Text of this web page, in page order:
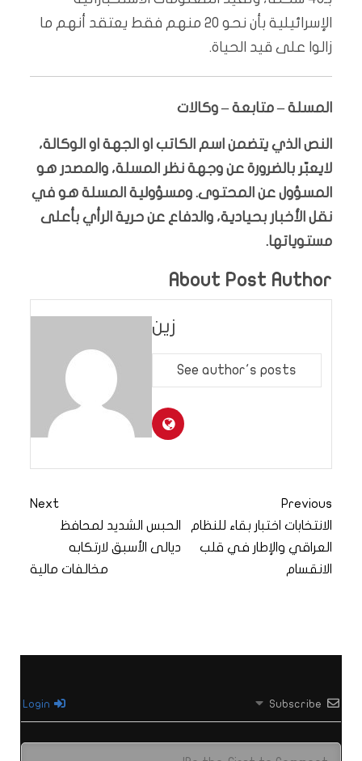
الإسرائيلية بأن نحو 20 منهم فقط يعتقد أنهم ما
زالوا على قيد الحياة.
المسلة – متابعة – وكالات
النص الذي يتضمن اسم الكاتب او الجهة او الوكالة،
لايعبّر بالضرورة عن وجهة نظر المسلة، والمصدر هو
المسؤول عن المحتوى. ومسؤولية المسلة هو في
نقل الأخبار بحيادية، والدفاع عن حرية الرأي بأعلى
مستوياتها.
About Post Author
زين
See author's posts
Previous
الانتخابات اختبار بقاء للنظام
العراقي والإطار في قلب
الانقسام
Next
الحبس الشديد لمحافظ
ديالى الأسبق لارتكابه
مخالفات مالية
Subscribe